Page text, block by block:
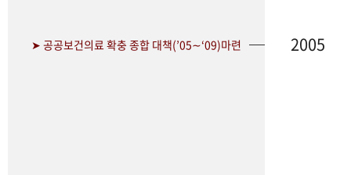
➤ 공공보건의료 확충 종합 대책(’05∼‘09)마련 2005